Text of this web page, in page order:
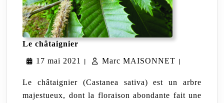
Le châtaignierLe
17 mai 2021
17
| Marc MAISONNET Marc
|
Le châtaignier (Castanea sativa) est un arbre
majestueux, dont la floraison abondante fait une